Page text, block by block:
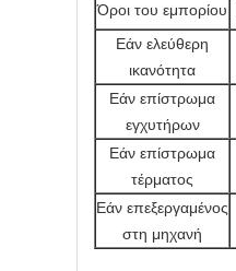
Όροι του εμπορίου
Εάν ελεύθερη
ικανότητα
Εάν επίστρωμα
εγχυτήρων
Εάν επίστρωμα
τέρματος
Εάν επεξεργαμένος
στη μηχανή